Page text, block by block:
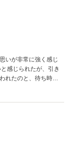
思っております
します。 買取営
いが非常に強く感じ
感じられたが、引き
れたのと、待ち時間
。今回の買取査
後とも、たくさ
思っております
します。 買取営